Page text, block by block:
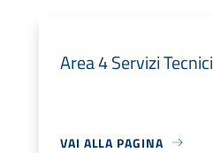
Area 4 Servizi Tecnici
VAI ALLA PAGINA